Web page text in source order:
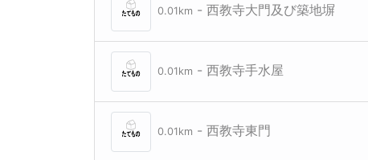
0.01km - 西教寺大門及び築地塀
0.01km - 西教寺手水屋
0.01km - 西教寺東門